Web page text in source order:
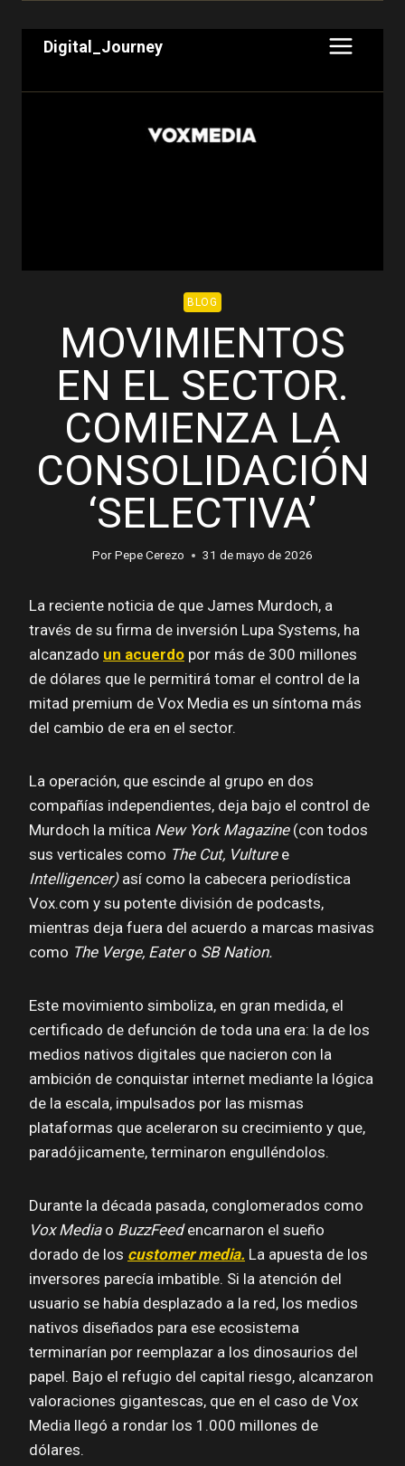
contenido
Digital_Journey
BLOG
MOVIMIENTOS
EN EL SECTOR.
COMIENZA LA
CONSOLIDACIÓN
‘SELECTIVA’
PorPepe Cerezo 31 de mayo de 2026
La reciente noticia de que James Murdoch, a
través de su firma de inversión Lupa Systems, ha
alcanzado un acuerdo por más de 300 millones
de dólares que le permitirá tomar el control de la
mitad premium de Vox Media es un síntoma más
del cambio de era en el sector.
La operación, que escinde al grupo en dos
compañías independientes, deja bajo el control de
Murdoch la mítica New York Magazine(con todos
sus verticales como The Cut, Vulture e
Intelligencer)así como la cabecera periodística
Vox.com y su potente división de podcasts,
mientras deja fuera del acuerdo a marcas masivas
como The Verge, Eatero SB Nation.
Este movimiento simboliza, en gran medida, el
certificado de defunción de toda una era: la de los
medios nativos digitales que nacieron con la
ambición de conquistar internet mediante la lógica
de la escala, impulsados por las mismas
plataformas que aceleraron su crecimiento y que,
paradójicamente, terminaron engulléndolos.
Durante la década pasada, conglomerados como
Vox Mediao BuzzFeedencarnaron el sueño
dorado de los customer media. La apuesta de los
inversores parecía imbatible. Si la atención del
usuario se había desplazado a la red, los medios
nativos diseñados para ese ecosistema
terminarían por reemplazar a los dinosaurios del
papel. Bajo el refugio del capital riesgo, alcanzaron
valoraciones gigantescas, que en el caso de Vox
Media llegó a rondar los 1.000 millones de
dólares.